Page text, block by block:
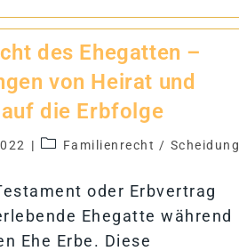
des Ehe­gat­ten –
von Hei­rat und
die Erbfolge
Familienrecht / Scheidung
oder Erbvertrag
Ehegatte während
Ehe Erbe. Diese